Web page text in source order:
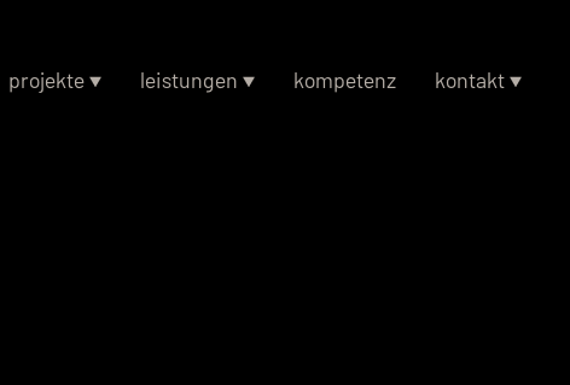
projekte leistungen kompetenz kontakt